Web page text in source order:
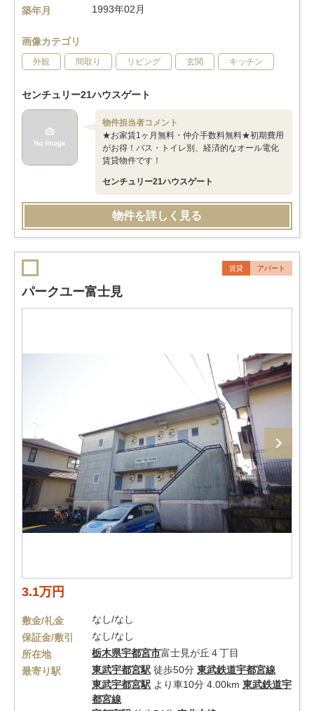
築年月
1993年02月
画像カテゴリ
外観 間取り リビング 玄関 キッチン
センチュリー21ハウスゲート
物件担当者コメント
★お家賃1ヶ月無料・仲介手数料無料★初期費用
がお得！バス・トイレ別、経済的なオール電化
賃貸物件です！
センチュリー21ハウスゲート
物件を詳しく見る
賃貸 アパート
パークユー富士見
3.1万円
敷金/礼金
なし/なし
保証金/敷引
なし/なし
所在地
栃木県宇都宮市富士見が丘４丁目
最寄り駅
東武宇都宮駅 徒歩50分 東武鉄道宇都宮線
東武宇都宮駅 より車10分 4.00km 東武鉄道宇
都宮線